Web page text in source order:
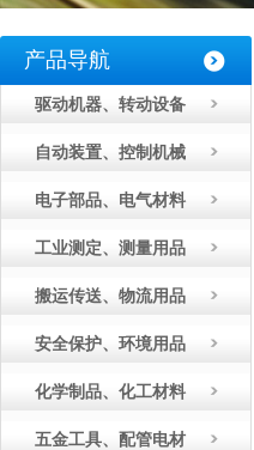
产品导航
驱动机器、转动设备
自动装置、控制机械
电子部品、电气材料
工业测定、测量用品
搬运传送、物流用品
安全保护、环境用品
化学制品、化工材料
五金工具、配管电材